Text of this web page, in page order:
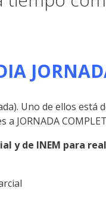
Uno de ellos
JORNADA
y de INEM para